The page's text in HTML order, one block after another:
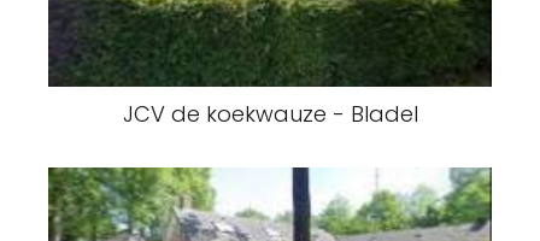
JCV de koekwauze - Bladel